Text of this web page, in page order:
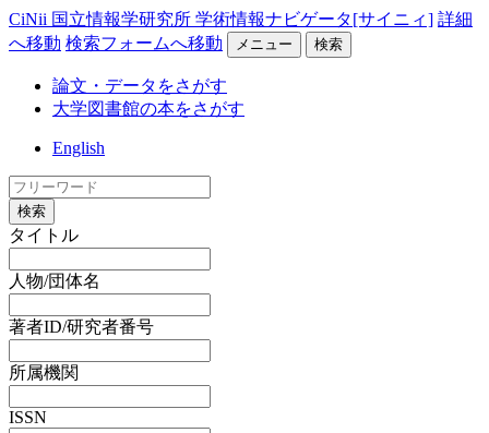
CiNii 国立情報学研究所 学術情報ナビゲータ[サイニィ] 詳細
へ移動 検索フォームへ移動 メニュー 検索
論文・データをさがす
大学図書館の本をさがす
English
検索
タイトル
人物/団体名
著者ID/研究者番号
所属機関
ISSN